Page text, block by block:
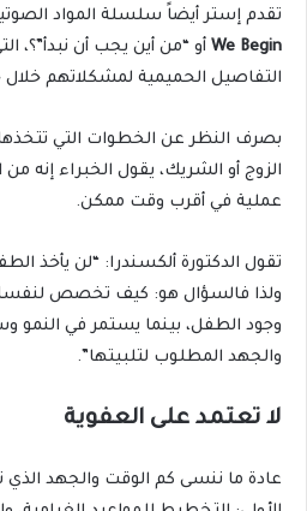
تقدم إستر أيضاً سلسلة المواد
We Begin أو “من أين يجب أن نبدأ”؟،
التفاصيل الحميمية لمشكلاتهم
بصرف النظر عن الخطوات التي تتخذها
الزوج أو الشريك، يقول الخبراء إنه
عملية في أقرب وقت ممكن.
تقول الدكتورة ألكسندرا: “لن يأخذ
ولذا فالسؤال هو: كيف تخصص
وجود الطفل، بينما يستمر في النمو
والجهد المطلوب لتلبيتها”.
لا تعتمد على العفوية
عادة ما ننسى كم الوقت والجهد الذي